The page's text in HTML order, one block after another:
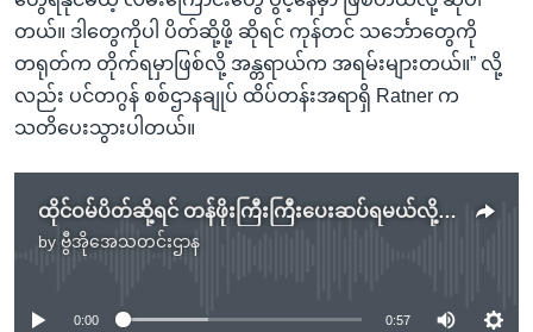
တယ်။ ဒါတွေကိုပါ ပိတ်ဆို့ဖို့ ဆိုရင် ကုန်တင် သင်္ဘောတွေကို
တရုတ်က တိုက်ရမှာဖြစ်လို့ အန္တရာယ်က အရမ်းများတယ်။” လို့
လည်း ပင်တဂွန် စစ်ဌာနချုပ် ထိပ်တန်းအရာရှိ Ratner က
သတိပေးသွားပါတယ်။
ထိုင်ဝမ်ပိတ်ဆို့ရင် တန်ဖိုးကြီးကြီးပေးဆပ်ရမယ်လို့ တရုတ်ကို ကန်သတိပေး
by ဗွီအိုအေသတင်းဌာန
No media source currently available
0:00 0:57